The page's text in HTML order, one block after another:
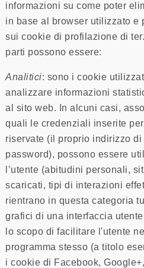
informazioni su come poter
in base al browser utilizzato e
sui cookie di profilazione di
parti possono essere:
Analitici: sono i cookie
analizzare informazioni
al sito web. In alcuni casi,
quali le credenziali inserite
riservate (il proprio indirizzo
password), possono essere
l’utente (abitudini personali,
scaricati, tipi di interazioni
rientrano in questa categoria
grafici di una interfaccia
lo scopo di facilitare l'utente
programma stesso (a titolo
i cookie di Facebook,